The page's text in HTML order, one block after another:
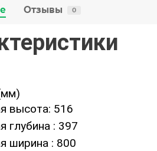
Отзывы 0
высота: 516
глубина : 397
ширина : 800